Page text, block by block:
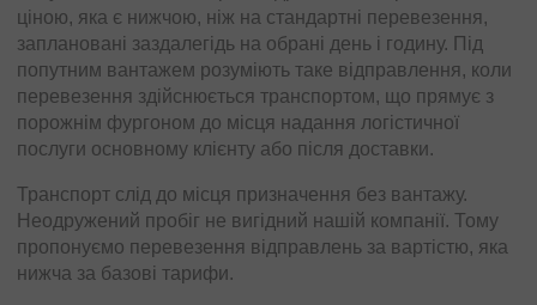
ціною, яка є нижчою, ніж на стандартні перевезення,
заплановані заздалегідь на обрані день і годину. Під
попутним вантажем розуміють таке відправлення, коли
перевезення здійснюється транспортом, що прямує з
порожнім фургоном до місця надання логістичної
послуги основному клієнту або після доставки.
Транспорт слід до місця призначення без вантажу.
Неодружений пробіг не вигідний нашій компанії. Тому
пропонуємо перевезення відправлень за вартістю, яка
нижча за базові тарифи.